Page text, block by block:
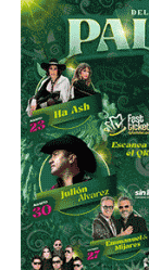
Señaló que
a la circulación
prevenir faltas
monitoreo de
Centros de
Comando,
Contacto
Asimismo,
real para